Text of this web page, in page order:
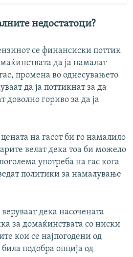
недостатоци?
се финансиски поттик
да ја намалат
промена во однесувањето
да ја поттикнат за да
доволно гориво за да ја
на гасот би го намалило
велат дека тоа би можело
употреба на гас кога
политики за намалување
дека насочената
за домаќинствата со ниски
кои се најпогодени од
подобра опција од